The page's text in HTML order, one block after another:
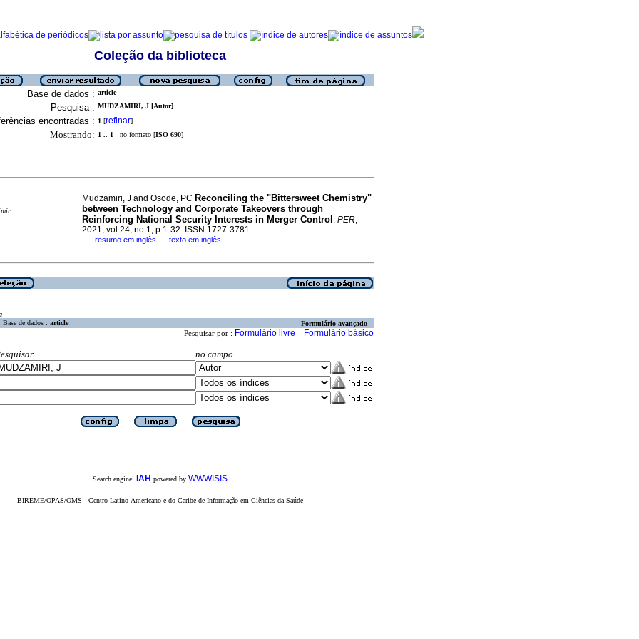
Coleção da biblioteca
Base de dados : article
Pesquisa : MUDZAMIRI, J [Autor]
encontradas : 1 [refinar]
Mostrando: 1 .. 1 no formato [ISO 690]
Mudzamiri, J and Osode, PC Reconciling the "Bittersweet Chemistry"
between Technology and Corporate Takeovers through
Reinforcing National Security Interests in Merger Control . PER,
2021, vol.24, no.1, p.1-32. ISSN 1727-3781
· resumo em inglês · texto em inglês
Base de dados : article Formulário avançado
Pesquisar por : Formulário livre Formulário básico
no campo
Search engine: iAH powered by WWWISIS
BIREME/OPAS/OMS - Centro Latino-Americano e do Caribe de Informação em Ciências da Saúde